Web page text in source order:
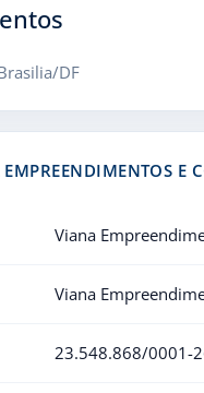
DF
E
Viana
Viana
23.548.868/0001-